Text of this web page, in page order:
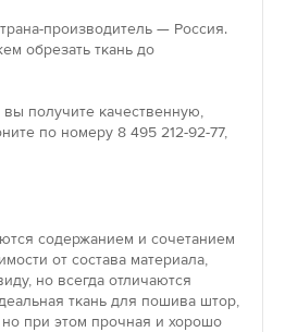
производитель — Россия.
обрезать ткань до
получите качественную,
по номеру 8 495 212-92-77,
содержанием и сочетанием
от состава материала,
но всегда отличаются
ткань для пошива штор,
при этом прочная и хорошо